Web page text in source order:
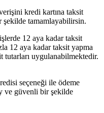
kredi kartına taksit
şekilde tamamlayabilirsin.
12 aya kadar taksit
12 aya kadar taksit yapma
tutarları uygulanabilmektedir.
seçeneği ile ödeme
ve güvenli bir şekilde